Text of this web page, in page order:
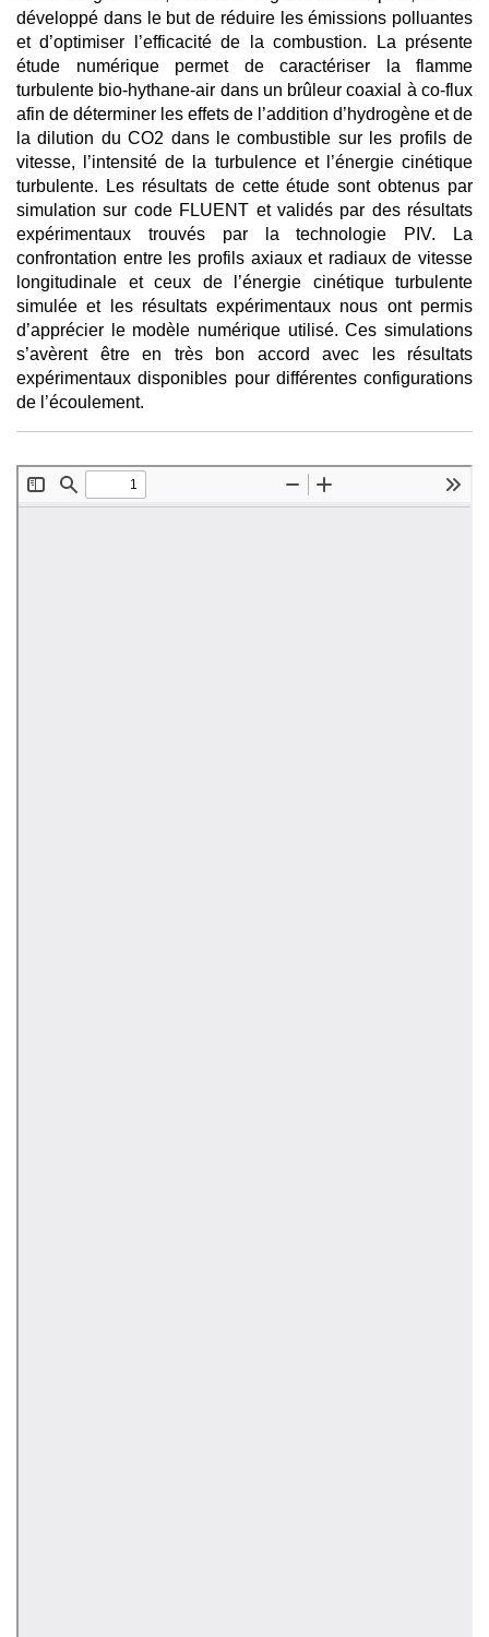
développé dans le but de réduire les émissions polluantes
et d’optimiser l’efficacité de la combustion. La présente
étude numérique permet de caractériser la flamme
turbulente bio-hythane-air dans un brûleur coaxial à co-flux
afin de déterminer les effets de l’addition d’hydrogène et de
la dilution du CO2 dans le combustible sur les profils de
vitesse, l’intensité de la turbulence et l’énergie cinétique
turbulente. Les résultats de cette étude sont obtenus par
simulation sur code FLUENT et validés par des résultats
expérimentaux trouvés par la technologie PIV. La
confrontation entre les profils axiaux et radiaux de vitesse
longitudinale et ceux de l’énergie cinétique turbulente
simulée et les résultats expérimentaux nous ont permis
d’apprécier le modèle numérique utilisé. Ces simulations
s’avèrent être en très bon accord avec les résultats
expérimentaux disponibles pour différentes configurations
de l’écoulement.